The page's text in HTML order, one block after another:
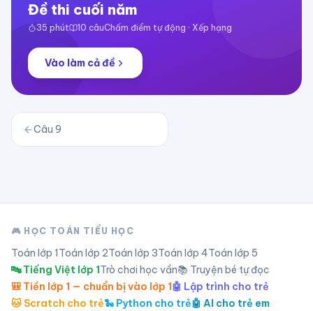
Đề thi cuối năm
35 phút 10 câuChấm điểm tự động · Xếp hạng
Vào làm cả đề
Câu 9
🎮 HỌC TOÁN TIỂU HỌC
Toán lớp 1Toán lớp 2Toán lớp 3Toán lớp 4Toán lớp 5
🔤 Tiếng Việt lớp 1Trò chơi học vần📚 Truyện bé tự đọc
🎒 Tiền lớp 1 — chuẩn bị vào lớp 1🤖 Lập trình cho trẻ
🐱 Scratch cho trẻ🐍 Python cho trẻ🤖 AI cho trẻ em